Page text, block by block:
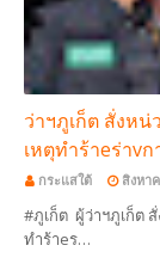
ว่าฯภูเก็ต สั่งห
เหตุทำร้าeร่าvก
กระแสใต้ สิงหา
#ภูเก็ต ผู้ว่าฯภูเก็ต
ทำร้าeร…